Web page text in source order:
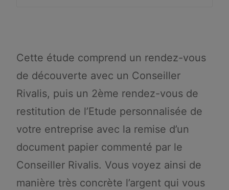
Cette étude comprend un rendez-vous
de découverte avec un Conseiller
Rivalis, puis un 2ème rendez-vous de
restitution de l’Etude personnalisée de
votre entreprise avec la remise d’un
document papier commenté par le
Conseiller Rivalis. Vous voyez ainsi de
manière très concrète l’argent qui vous